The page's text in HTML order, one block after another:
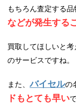
もちろん査定する
などが発生する
買取してほしいと
のサービスですね。
また、バイセルの
ドもとても早い